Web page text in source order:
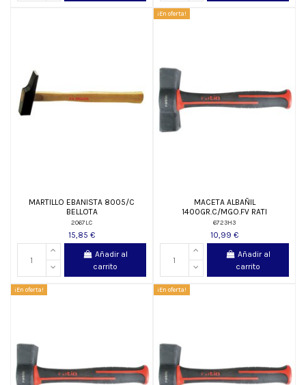
MARTILLO EBANISTA 8005/C
BELLOTA
2067LC
15,85 €
Añadir al
carrito
¡En oferta!
MACETA ALBAÑIL
1400GR.C/MGO.FV RATI
6723H3
10,99 €
Añadir al
carrito
¡En oferta! ¡En oferta!